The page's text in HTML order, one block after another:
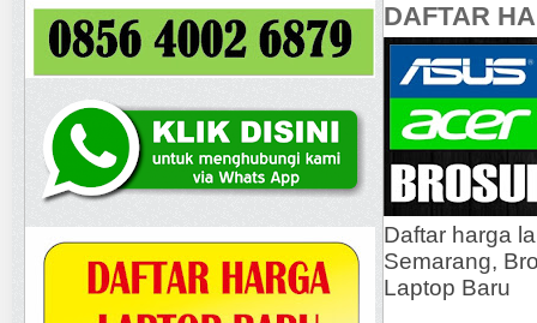
DAFTAR
Daftar harga
Semarang,
Laptop Baru